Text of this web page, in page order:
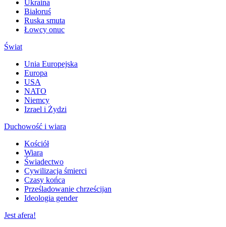
Ukraina
Białoruś
Ruska smuta
Łowcy onuc
Świat
Unia Europejska
Europa
USA
NATO
Niemcy
Izrael i Żydzi
Duchowość i wiara
Kościół
Wiara
Świadectwo
Cywilizacja śmierci
Czasy końca
Prześladowanie chrześcijan
Ideologia gender
Jest afera!